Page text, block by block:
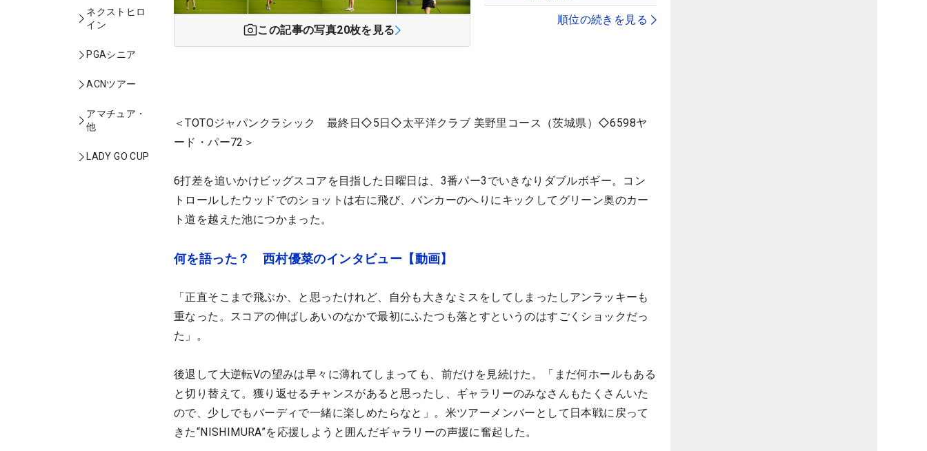
ネクストヒロ
イン
PGAシニア
ACNツアー
アマチュア・
他
LADY GO CUP
この記事の写真20枚を見る
順位の続きを見る
＜TOTOジャパンクラシック 最終日◇5日◇太平洋クラブ 美野里コース（茨城県）◇6598ヤ
ード・パー72＞
6打差を追いかけビッグスコアを目指した日曜日は、3番パー3でいきなりダブルボギー。コン
トロールしたウッドでのショットは右に飛び、バンカーのへりにキックしてグリーン奥のカー
ト道を越えた池につかまった。
何を語った？ 西村優菜のインタビュー【動画】
「正直そこまで飛ぶか、と思ったけれど、自分も大きなミスをしてしまったしアンラッキーも
重なった。スコアの伸ばしあいのなかで最初にふたつも落とすというのはすごくショックだっ
た」。
後退して大逆転Vの望みは早々に薄れてしまっても、前だけを見続けた。「まだ何ホールもある
と切り替えて。獲り返せるチャンスがあると思ったし、ギャラリーのみなさんもたくさんいた
ので、少しでもバーディで一緒に楽しめたらなと」。米ツアーメンバーとして日本戦に戻って
きた“NISHIMURA”を応援しようと囲んだギャラリーの声援に奮起した。